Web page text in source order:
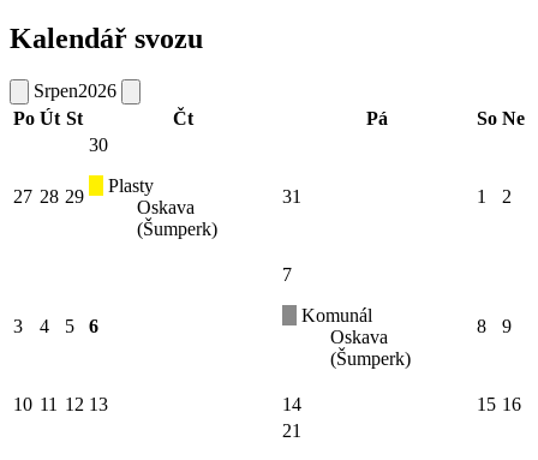
Kalendář svozu
Srpen2026
Po Út St Čt Pá So Ne
27 28 29
30
Plasty
Oskava
(Šumperk)
31 1 2
3 4 5 6
7
Komunál
Oskava
(Šumperk)
8 9
10 11 12 13 14 15 16
21